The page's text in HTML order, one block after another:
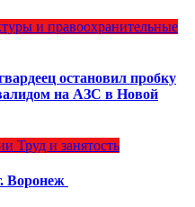
и правоохранительные
остановил пробку
на АЗС в Новой
Труд и занятость
Воронеж